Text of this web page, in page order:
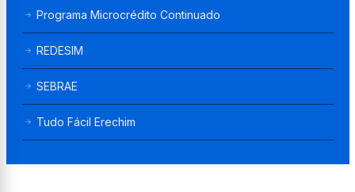
Programa Microcrédito Continuado
REDESIM
SEBRAE
Tudo Fácil Erechim